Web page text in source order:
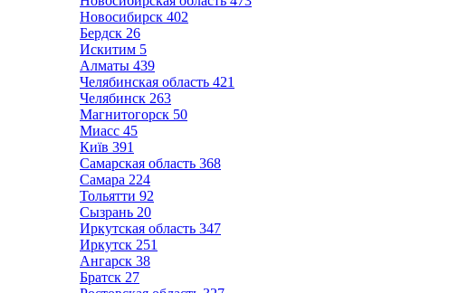
Новосибирск 402
Бердск 26
Искитим 5
Алматы 439
Челябинская область 421
Челябинск 263
Магнитогорск 50
Миасс 45
Київ 391
Самарская область 368
Самара 224
Тольятти 92
Сызрань 20
Иркутская область 347
Иркутск 251
Ангарск 38
Братск 27